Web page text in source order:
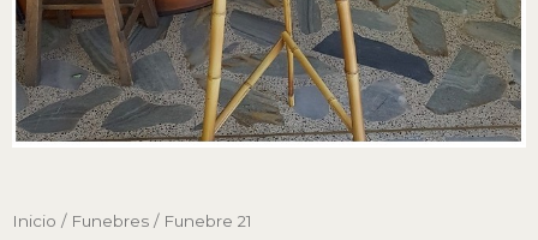
Inicio / Funebres / Funebre 21